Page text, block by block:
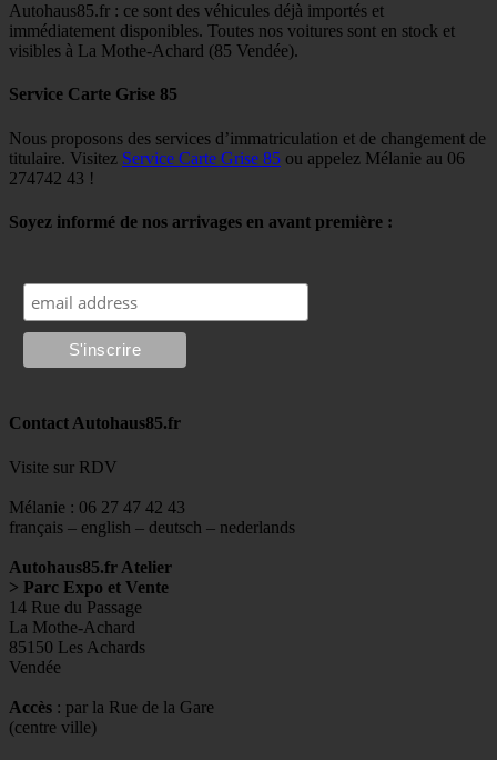
Autohaus85.fr : ce sont des véhicules déjà importés et
immédiatement disponibles. Toutes nos voitures sont en stock et
visibles à La Mothe-Achard (85 Vendée).
Service Carte Grise 85
Nous proposons des services d’immatriculation et de changement de
titulaire. Visitez Service Carte Grise 85 ou appelez Mélanie au 06
274742 43 !
Soyez informé de nos arrivages en avant première :
Contact Autohaus85.fr
Visite sur RDV
Mélanie : 06 27 47 42 43
français – english – deutsch – nederlands
Autohaus85.fr Atelier
> Parc Expo et Vente
14 Rue du Passage
La Mothe-Achard
85150 Les Achards
Vendée
Accès : par la Rue de la Gare
(centre ville)